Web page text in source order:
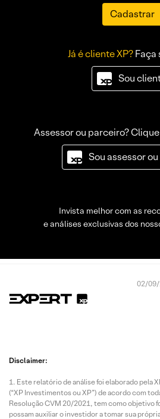
Cadastrar
Já é cliente XP?Faça
Sou
Assessor ou parceiro?
Sou assessor
Invista melhor com as
e análises exclusivas dos
02/09/
Disclaimer:
Este relatório de análise foi elaborado pela
(“XP Investimentos ou XP”) de acordo com
Resolução CVM 20/2021, tem como objetivo
possam auxiliar o investidor a tomar sua